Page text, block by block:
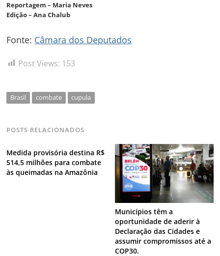
Reportagem – Maria Neves
Edição – Ana Chalub
Fonte: Câmara dos Deputados
Post Views: 153
Brasil combate cupula
POSTS RELACIONADOS
Medida provisória destina R$
514,5 milhões para combate
às queimadas na Amazônia
Municípios têm a
oportunidade de aderir à
Declaração das Cidades e
assumir compromissos até a
COP30.